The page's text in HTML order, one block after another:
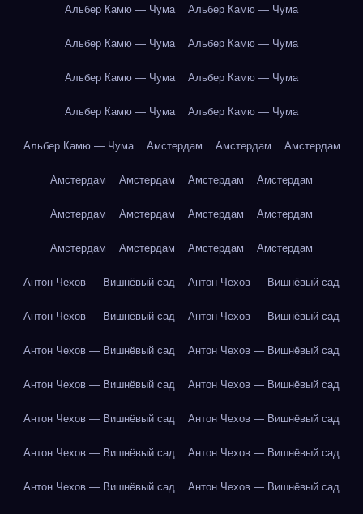
Альбер Камю — Чума Альбер Камю — Чума
Альбер Камю — Чума Альбер Камю — Чума
Альбер Камю — Чума Альбер Камю — Чума
Альбер Камю — Чума Альбер Камю — Чума
Альбер Камю — Чума Амстердам Амстердам Амстердам
Амстердам Амстердам Амстердам Амстердам
Амстердам Амстердам Амстердам Амстердам
Амстердам Амстердам Амстердам Амстердам
Антон Чехов — Вишнёвый сад Антон Чехов — Вишнёвый сад
Антон Чехов — Вишнёвый сад Антон Чехов — Вишнёвый сад
Антон Чехов — Вишнёвый сад Антон Чехов — Вишнёвый сад
Антон Чехов — Вишнёвый сад Антон Чехов — Вишнёвый сад
Антон Чехов — Вишнёвый сад Антон Чехов — Вишнёвый сад
Антон Чехов — Вишнёвый сад Антон Чехов — Вишнёвый сад
Антон Чехов — Вишнёвый сад Антон Чехов — Вишнёвый сад